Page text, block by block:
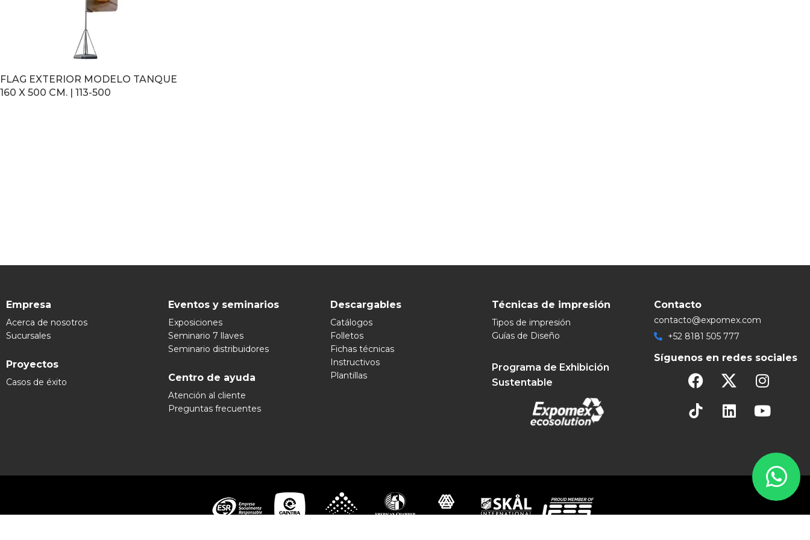
FLAG EXTERIOR MODELO TANQUE
160 X 500 CM. | 113-500
Empresa
Acerca de nosotros
Sucursales
Proyectos
Casos de éxito
Eventos y seminarios
Exposiciones
Seminario 7 llaves
Seminario distribuidores
Centro de ayuda
Atención al cliente
Preguntas frecuentes
Descargables
Catálogos
Folletos
Fichas técnicas
Instructivos
Plantillas
Técnicas de impresión
Tipos de impresión
Guías de Diseño
Programa de Exhibición
Sustentable
Contacto
contacto@expomex.com
+52 8181 505 777
Síguenos en redes sociales